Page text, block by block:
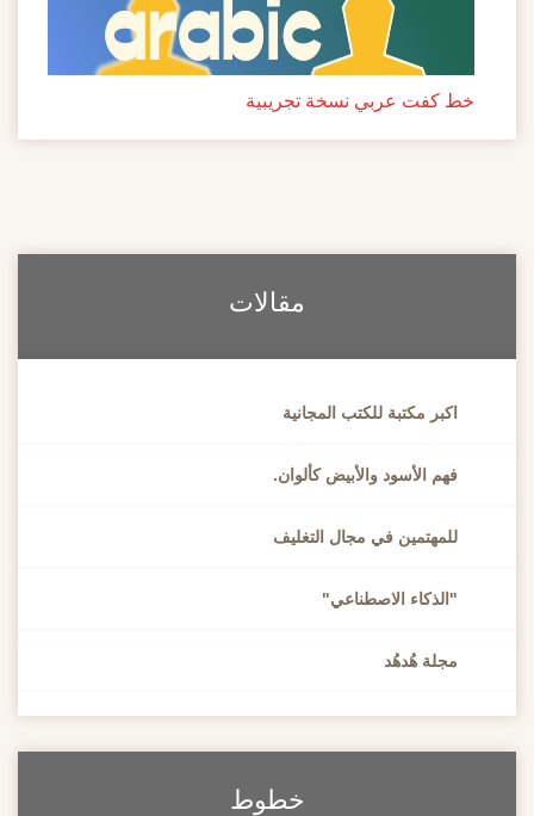
خط كفت عربي نسخة تجريبية
مقالات
اكبر مكتبة للكتب المجانية
فهم الأسود والأبيض كألوان.
للمهتمين في مجال التغليف
"الذكاء الاصطناعي"
مجلة هُدهُد
خطوط